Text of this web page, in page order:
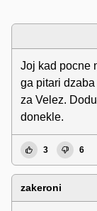
Joj kad pocne
ga pitari
za Velez.
donekle.
3 6
zakeroni